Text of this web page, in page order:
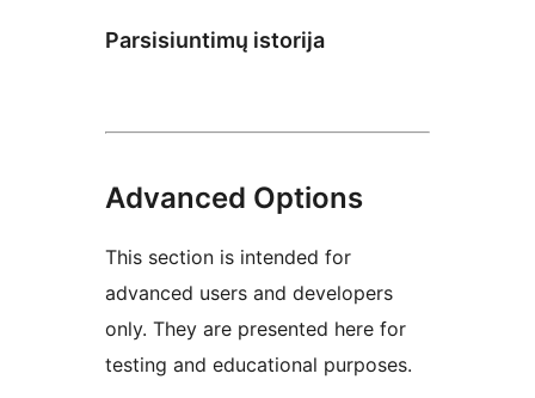
Parsisiuntimų istorija
Advanced Options
This section is intended for
advanced users and developers
only. They are presented here for
testing and educational purposes.